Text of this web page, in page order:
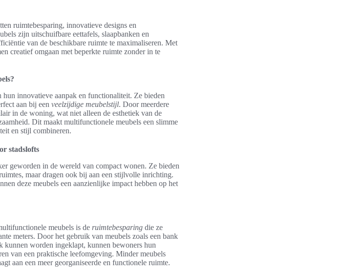
ruimtebesparing, innovatieve designs en
zijn uitschuifbare eettafels, slaapbanken en
van de beschikbare ruimte te maximaliseren. Met
creatief omgaan met beperkte ruimte zonder in te
innovatieve aanpak en functionaliteit. Ze bieden
aan bij een veelzijdige meubelstijl. Door meerdere
in de woning, wat niet alleen de esthetiek van de
Dit maakt multifunctionele meubels een slimme
en stijl combineren.
stadslofts
geworden in de wereld van compact wonen. Ze bieden
maar dragen ook bij aan een stijlvolle inrichting.
deze meubels een aanzienlijke impact hebben op het
meubels is de ruimtebesparing die ze
meters. Door het gebruik van meubels zoals een bank
kunnen worden ingeklapt, kunnen bewoners hun
van een praktische leefomgeving. Minder meubels
aan een meer georganiseerde en functionele ruimte.